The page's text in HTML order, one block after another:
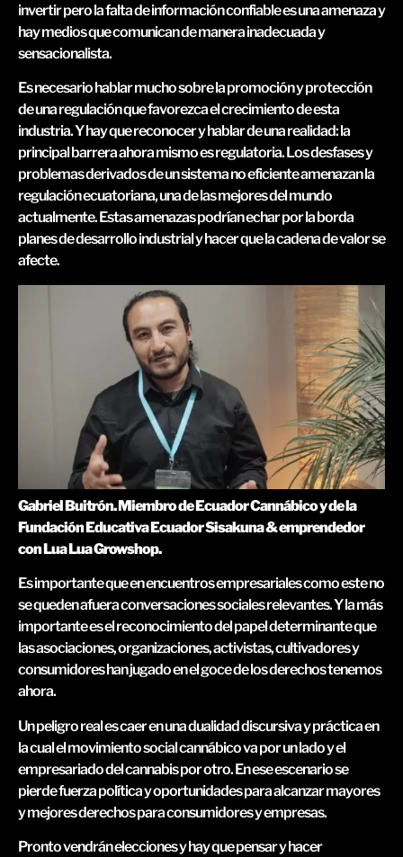
invertir pero la falta de información confiable es una amenaza y
hay medios que comunican de manera inadecuada y
sensacionalista.
Es necesario hablar mucho sobre la promoción y protección
de una regulación que favorezca el crecimiento de esta
industria. Y hay que reconocer y hablar de una realidad: la
principal barrera ahora mismo es regulatoria. Los desfases y
problemas derivados de un sistema no eficiente amenazan la
regulación ecuatoriana, una de las mejores del mundo
actualmente. Estas amenazas podrían echar por la borda
planes de desarrollo industrial y hacer que la cadena de valor se
afecte.
Gabriel Buitrón. Miembro de Ecuador Cannábico y de la
Fundación Educativa Ecuador Sisakuna & emprendedor
con Lua Lua Growshop.
Es importante que en encuentros empresariales como este no
se queden afuera conversaciones sociales relevantes. Y la más
importante es el reconocimiento del papel determinante que
las asociaciones, organizaciones, activistas, cultivadores y
consumidores han jugado en el goce de los derechos tenemos
ahora.
Un peligro real es caer en una dualidad discursiva y práctica en
la cual el movimiento social cannábico va por un lado y el
empresariado del cannabis por otro. En ese escenario se
pierde fuerza política y oportunidades para alcanzar mayores
y mejores derechos para consumidores y empresas.
Pronto vendrán elecciones y hay que pensar y hacer